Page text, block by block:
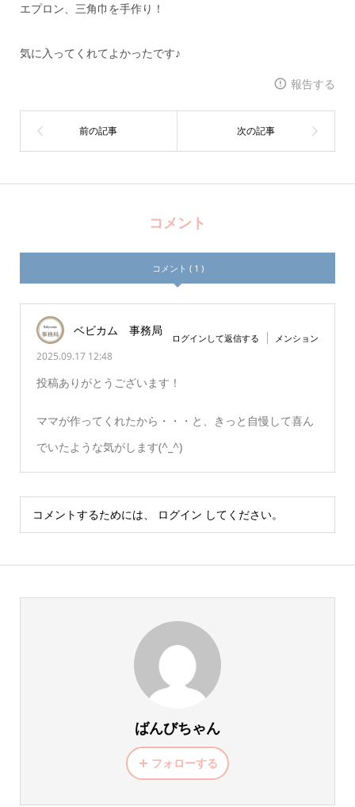
エプロン、三角巾を手作り！
気に入ってくれてよかったです♪
報告する
コメント
コメント ( 1 )
ベビカム 事務局
2025.09.17 12:48
ログインして返信する メンション
投稿ありがとうございます！
ママが作ってくれたから・・・と、きっと自慢して喜ん
でいたような気がします(^_^)
コメントするためには、 ログイン してください。
ばんびちゃん
フォローする